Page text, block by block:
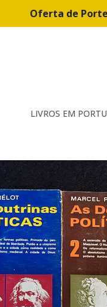
Oferta de
LIVROS EM